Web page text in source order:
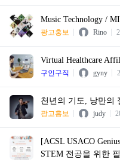
Music Technology /
광고홍보 Rino
Virtual Healthcare
구인구직 gyny
천년의 기도, 낭만의
광고홍보 judy
[ACSL USACO
STEM 전공을 위한